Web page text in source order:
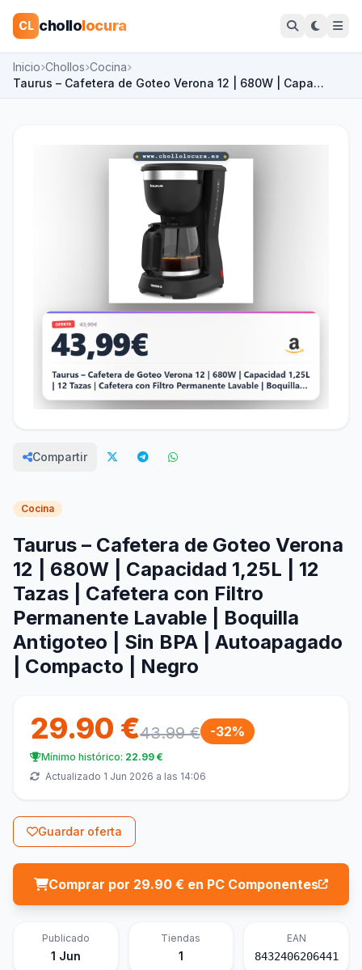
CL chollolocura
Inicio Chollos Cocina
Taurus – Cafetera de Goteo Verona 12 | 680W | Capa…
Compartir
Cocina
Taurus – Cafetera de Goteo Verona
12 | 680W | Capacidad 1,25L | 12
Tazas | Cafetera con Filtro
Permanente Lavable | Boquilla
Antigoteo | Sin BPA | Autoapagado
| Compacto | Negro
29.90 €43.99 € -32%
Mínimo histórico: 22.99 €
Actualizado 1 Jun 2026 a las 14:06
Guardar oferta
Comprar por 29.90 € en PC Componentes
Publicado
1 Jun
Tiendas
1
EAN
8432406206441